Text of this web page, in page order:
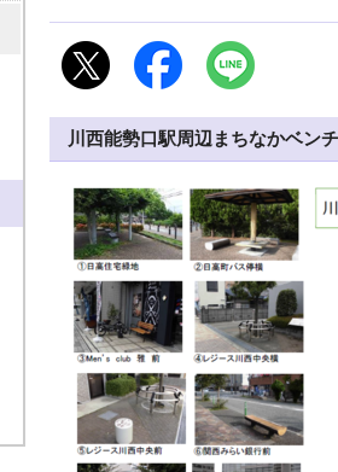
川西能勢口駅周辺まちなかベン